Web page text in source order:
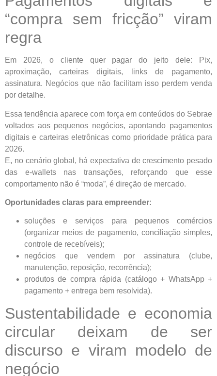
“compra sem fricção” viram
regra
Em 2026, o cliente quer pagar do jeito dele: Pix,
aproximação, carteiras digitais, links de pagamento,
assinatura. Negócios que não facilitam isso perdem venda
por detalhe.
Essa tendência aparece com força em conteúdos do Sebrae
voltados aos pequenos negócios, apontando pagamentos
digitais e carteiras eletrônicas como prioridade prática para
2026.
E, no cenário global, há expectativa de crescimento pesado
das e-wallets nas transações, reforçando que esse
comportamento não é “moda”, é direção de mercado.
Oportunidades claras para empreender:
soluções e serviços para pequenos comércios
(organizar meios de pagamento, conciliação simples,
controle de recebíveis);
negócios que vendem por assinatura (clube,
manutenção, reposição, recorrência);
produtos de compra rápida (catálogo + WhatsApp +
pagamento + entrega bem resolvida).
Sustentabilidade e economia
circular deixam de ser
discurso e viram modelo de
negócio